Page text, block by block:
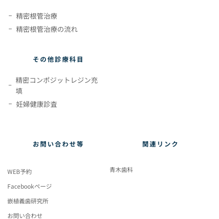
精密根管治療
精密根管治療の流れ
その他診療科目
精密コンポジットレジン充
填
妊婦健康診査
お問い合わせ等
WEB予約
Facebookページ
嵌植義歯研究所
お問い合わせ
関連リンク
青木歯科